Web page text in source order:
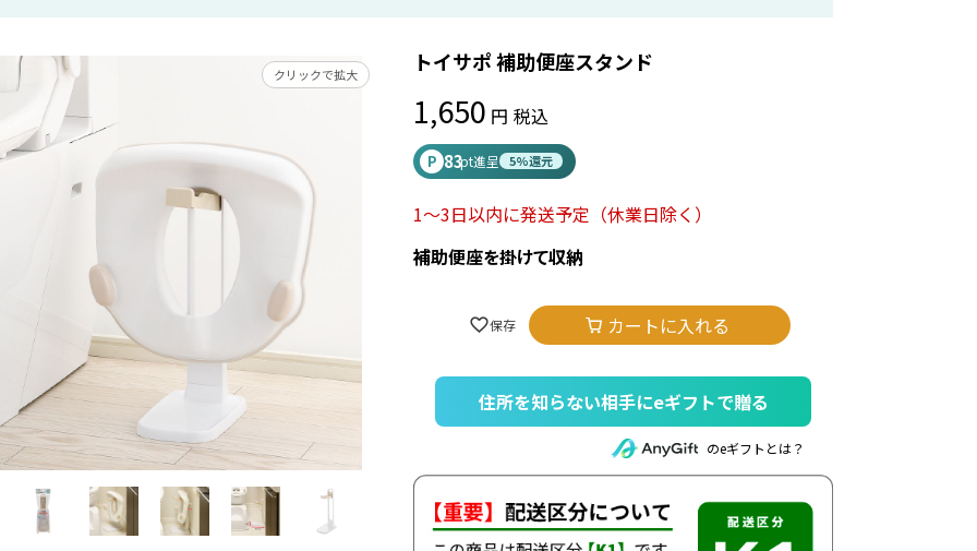
クリックで拡大 トイサポ 補助便座スタンド
1,650 税込
P 83pt進呈 5%還元
1～3日以内に発送予定 （休業日除く）
補助便座を掛けて収納
カートに入れる
住所を知らない相手にeギフトで贈る
のeギフトとは？